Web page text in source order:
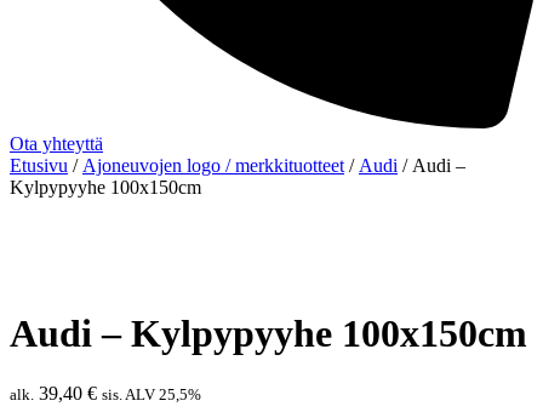
Ota yhteyttä
Etusivu / Ajoneuvojen logo / merkkituotteet / Audi / Audi –
Kylpypyyhe 100x150cm
Audi – Kylpypyyhe 100x150cm
alk. 39,40 € sis. ALV 25,5%